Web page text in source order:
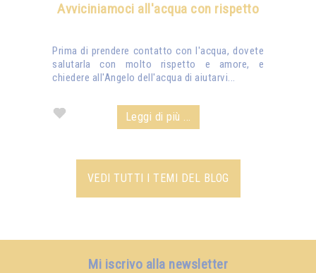
Avviciniamoci all'acqua con rispetto
Prima di prendere contatto con l'acqua, dovete
salutarla con molto rispetto e amore, e
chiedere all'Angelo dell'acqua di aiutarvi...
Leggi di più ...
VEDI TUTTI I TEMI DEL BLOG
Mi iscrivo alla newsletter